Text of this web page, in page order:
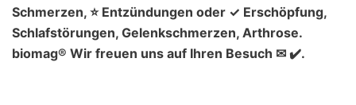
Schmerzen, ⭐ Entzündungen oder ✓ Erschöpfung,
Schlafstörungen, Gelenkschmerzen, Arthrose.
biomag® Wir freuen uns auf Ihren Besuch ✉ ✔️.